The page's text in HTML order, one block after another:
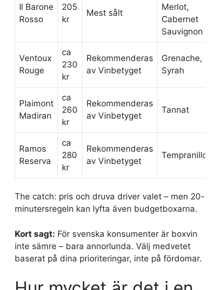
Il Barone
Rosso
205
kr
Mest sålt
Merlot,
Cabernet
Sauvignon
Ventoux
Rouge
ca
230
kr
Rekommenderas
av Vinbetyget
Grenache,
Syrah
Plaimont
Madiran
ca
260
kr
Rekommenderas
av Vinbetyget
Tannat
Ramos
Reserva
ca
280
kr
Rekommenderas
av Vinbetyget
Tempranillo
The catch: pris och druva driver valet – men 20-
minutersregeln kan lyfta även budgetboxarna.
Kort sagt: För svenska konsumenter är boxvin
inte sämre – bara annorlunda. Välj medvetet
baserat på dina prioriteringar, inte på fördomar.